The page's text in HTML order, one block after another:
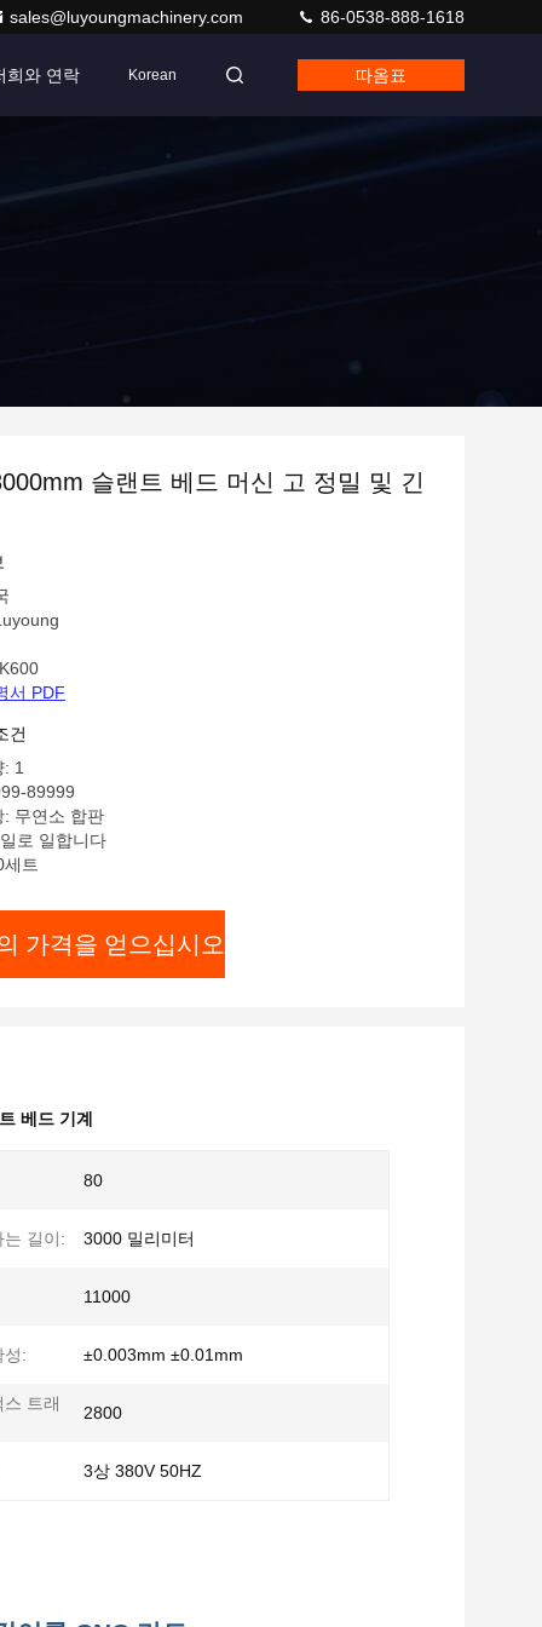
sales@luyoungmachinery.com 86-0538-888-1618
희와 연락 Korean 따옴표
슬랜트 베드 머신 고 정밀 및 긴
서 PDF
건
1
89999
: 무연소 합판
로 일합니다
트
가격을 얻으십시오
베드 기계
80
는 길이: 3000 밀리미터
11000
성: ±0.003mm ±0.01mm
트래
2800
3상 380V 50HZ